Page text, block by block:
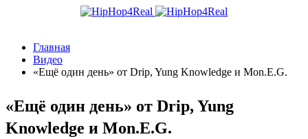
Главная
Видео
«Ещё один день» от Drip, Yung Knowledge и Mon.E.G.
«Ещё один день» от Drip, Yung
Knowledge и Mon.E.G.